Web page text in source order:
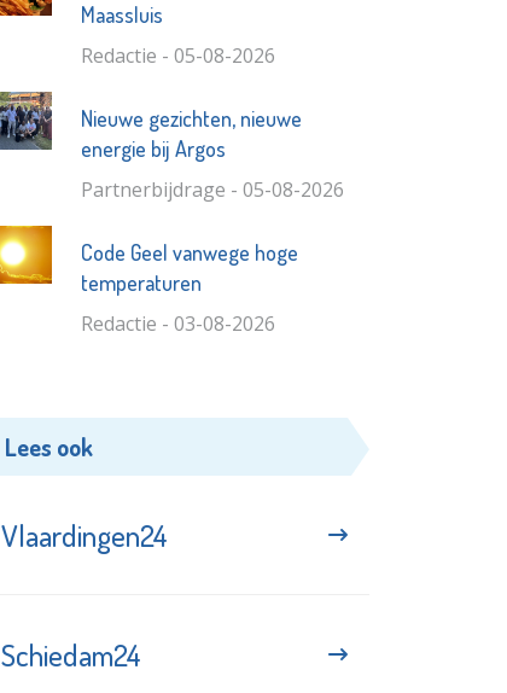
Maassluis
Redactie - 05-08-2026
Nieuwe gezichten, nieuwe
energie bij Argos
Partnerbijdrage - 05-08-2026
Code Geel vanwege hoge
temperaturen
Redactie - 03-08-2026
Lees ook
Vlaardingen24
Schiedam24